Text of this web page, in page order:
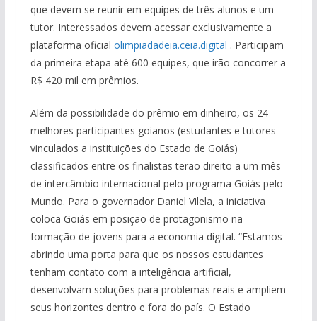
que devem se reunir em equipes de três alunos e um
tutor. Interessados devem acessar exclusivamente a
plataforma oficial olimpiadadeia.ceia.digital . Participam
da primeira etapa até 600 equipes, que irão concorrer a
R$ 420 mil em prêmios.
Além da possibilidade do prêmio em dinheiro, os 24
melhores participantes goianos (estudantes e tutores
vinculados a instituições do Estado de Goiás)
classificados entre os finalistas terão direito a um mês
de intercâmbio internacional pelo programa Goiás pelo
Mundo. Para o governador Daniel Vilela, a iniciativa
coloca Goiás em posição de protagonismo na
formação de jovens para a economia digital. “Estamos
abrindo uma porta para que os nossos estudantes
tenham contato com a inteligência artificial,
desenvolvam soluções para problemas reais e ampliem
seus horizontes dentro e fora do país. O Estado